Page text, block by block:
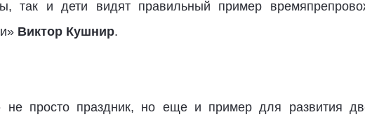
так и дети видят правильный пример
Виктор Кушнир.
не просто праздник, но еще и пример для развития